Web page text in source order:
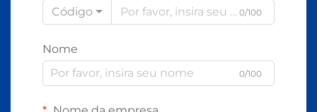
Código
0/100
Nome
0/100